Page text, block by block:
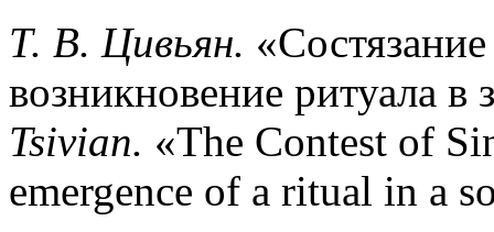
Т. В. Цивьян.
возникновение ритуала
Tsivian. «The Contest of
emergence of a ritual in a